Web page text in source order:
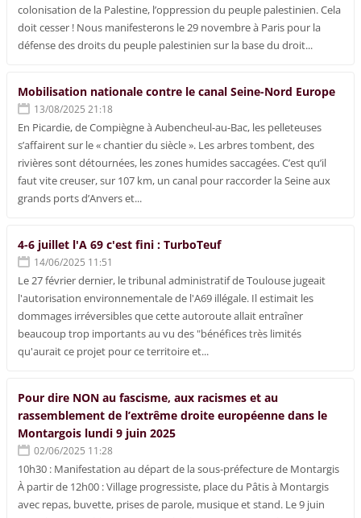
colonisation de la Palestine, l’oppression du peuple palestinien. Cela
doit cesser ! Nous manifesterons le 29 novembre à Paris pour la
défense des droits du peuple palestinien sur la base du droit...
Mobilisation nationale contre le canal Seine-Nord Europe
13/08/2025 21:18
En Picardie, de Compiègne à Aubencheul-au-Bac, les pelleteuses
s’affairent sur le « chantier du siècle ». Les arbres tombent, des
rivières sont détournées, les zones humides saccagées. C’est qu’il
faut vite creuser, sur 107 km, un canal pour raccorder la Seine aux
grands ports d’Anvers et...
4-6 juillet l'A 69 c'est fini : TurboTeuf
14/06/2025 11:51
Le 27 février dernier, le tribunal administratif de Toulouse jugeait
l'autorisation environnementale de l'A69 illégale. Il estimait les
dommages irréversibles que cette autoroute allait entraîner
beaucoup trop importants au vu des "bénéfices très limités
qu'aurait ce projet pour ce territoire et...
Pour dire NON au fascisme, aux racismes et au
rassemblement de l’extrême droite européenne dans le
Montargois lundi 9 juin 2025
02/06/2025 11:28
10h30 : Manifestation au départ de la sous-préfecture de Montargis
À partir de 12h00 : Village progressiste, place du Pâtis à Montargis
avec repas, buvette, prises de parole, musique et stand. Le 9 juin